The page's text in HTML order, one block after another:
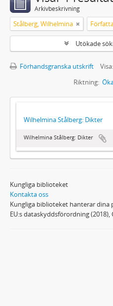
Arkivbeskrivning
Stålberg, Wilhelmina
Utökade
Förhandsgranska utskrift
Visa:
Riktning:
Wilhelmina Stålberg: Dikter
Wilhelmina Stålberg: Dikter
Kungliga biblioteket
Kontakta oss
Kungliga biblioteket hanterar
EU:s dataskyddsförordning (2018),